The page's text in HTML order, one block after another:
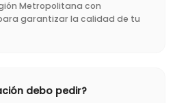
Metropolitana con
garantizar la calidad de tu
debo pedir?